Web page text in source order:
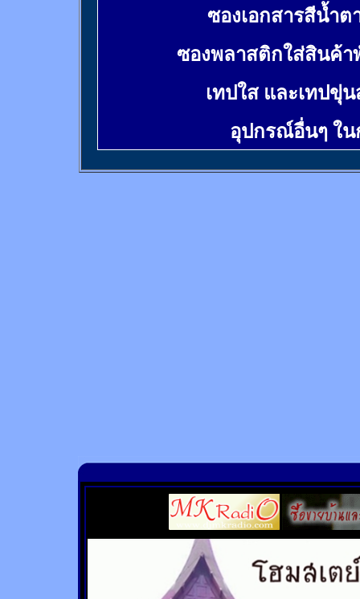
ซองเอกสารสีน้ำต
ซองพลาสติกใส่สินค้า
เทปใส และเทปขุ่
อุปกรณ์อื่นๆ ใ